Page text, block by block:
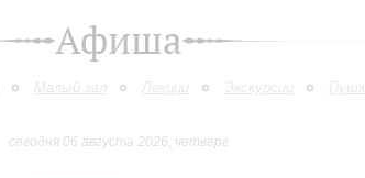
Афиша
Малый зал Лекции Экскурсии
сегодня 06 августа 2026, четверг